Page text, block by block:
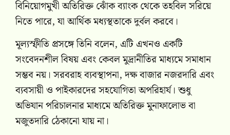
বিনিয়োগমুখী অতিরিক্ত ঝোঁক ব্যাংক থেকে তহবিল সরিয়ে
নিতে পারে, যা আর্থিক মধ্যস্থতাকে দুর্বল করবে।
মূল্যস্ফীতি প্রসঙ্গে তিনি বলেন, এটি এখনও একটি
সংবেদনশীল বিষয় এবং কেবল মুদ্রানীতির মাধ্যমে সমাধান
সম্ভব নয়। সরবরাহ ব্যবস্থাপনা, দক্ষ বাজার নজরদারি এবং
ব্যবসায়ী ও পাইকারদের সহযোগিতা অপরিহার্য। শুধু
অভিযান পরিচালনার মাধ্যমে অতিরিক্ত মুনাফালোভ বা
মজুতদারি ঠেকানো যায় না।